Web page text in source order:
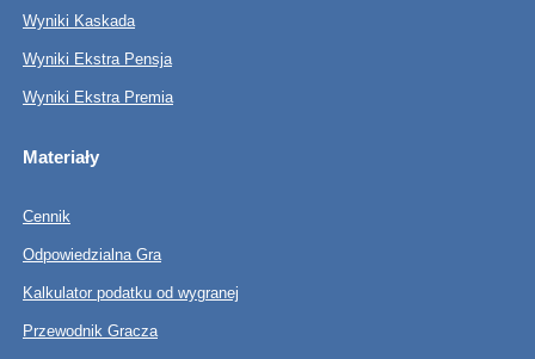
Wyniki Kaskada
Wyniki Ekstra Pensja
Wyniki Ekstra Premia
Materiały
Cennik
Odpowiedzialna Gra
Kalkulator podatku od wygranej
Przewodnik Gracza